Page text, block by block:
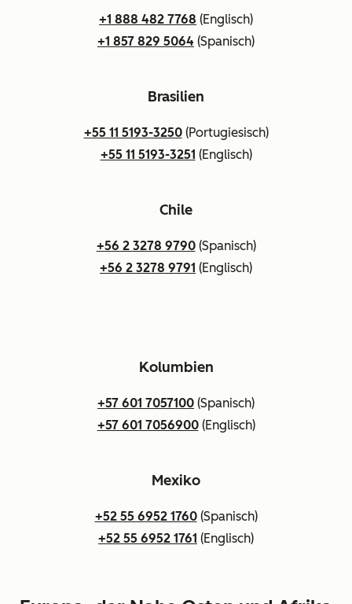
+1 888 482 7768 (Englisch)
+1 857 829 5064 (Spanisch)
Brasilien
+55 11 5193-3250(Portugiesisch)
+55 11 5193-3251 (Englisch)
Chile
+56 2 3278 9790(Spanisch)
+56 2 3278 9791 (Englisch)
Kolumbien
+57 601 7057100 (Spanisch)
+57 601 7056900(Englisch)
Mexiko
+52 55 6952 1760(Spanisch)
+52 55 6952 1761 (Englisch)